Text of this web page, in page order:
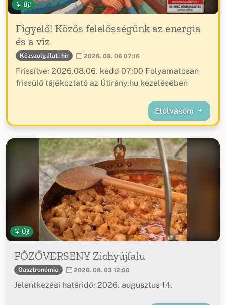
Új!
Figyelő! Közös felelősségünk az energia
és a víz
Közszolgálati hír 2026. 08. 06 07:16
Frissítve: 2026.08.06. kedd 07:00 Folyamatosan
frissülő tájékoztató az Útirány.hu kezelésében
Elolvasom
Új!
FŐZŐVERSENY Zichyújfalu
Gasztronómia 2026. 08. 03 12:00
Jelentkezési határidő: 2026. augusztus 14.